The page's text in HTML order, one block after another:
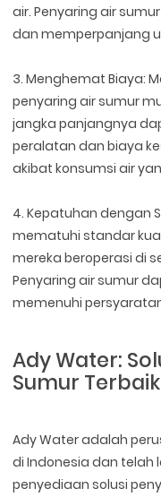
air. Penyaring air
dan memperpanjang
3. Menghemat Biaya:
penyaring air sumur
jangka panjangnya
peralatan dan biaya
akibat konsumsi air
4. Kepatuhan dengan
mematuhi standar
mereka beroperasi di
Penyaring air sumur
memenuhi
Ady Water:
Sumur
Ady Water adalah
di Indonesia dan
penyediaan solusi